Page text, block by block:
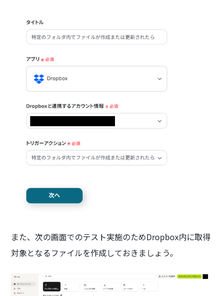
また、次の画面でのテスト実施のためDropbox内に取得
対象となるファイルを作成しておきましょう。